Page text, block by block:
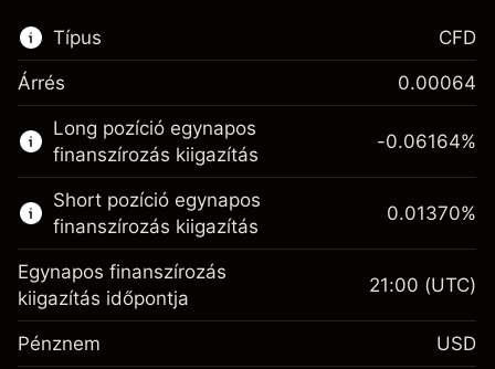
Típus
Ez a pénzügyi piac elérhető CFD
kereskedésre.
Bővebb információk:
CFD-k
CFD
Árrés 0.00064
Long pozíció egynapos
finanszírozás kiigazítás
Fedezet. A befektetése
$1,000.00
-0.06164%
Short pozíció egynapos
finanszírozás kiigazítás
0.01370%
Egynapos finanszírozás
kiigazítás időpontja
21:00 (UTC)
Pénznem USD